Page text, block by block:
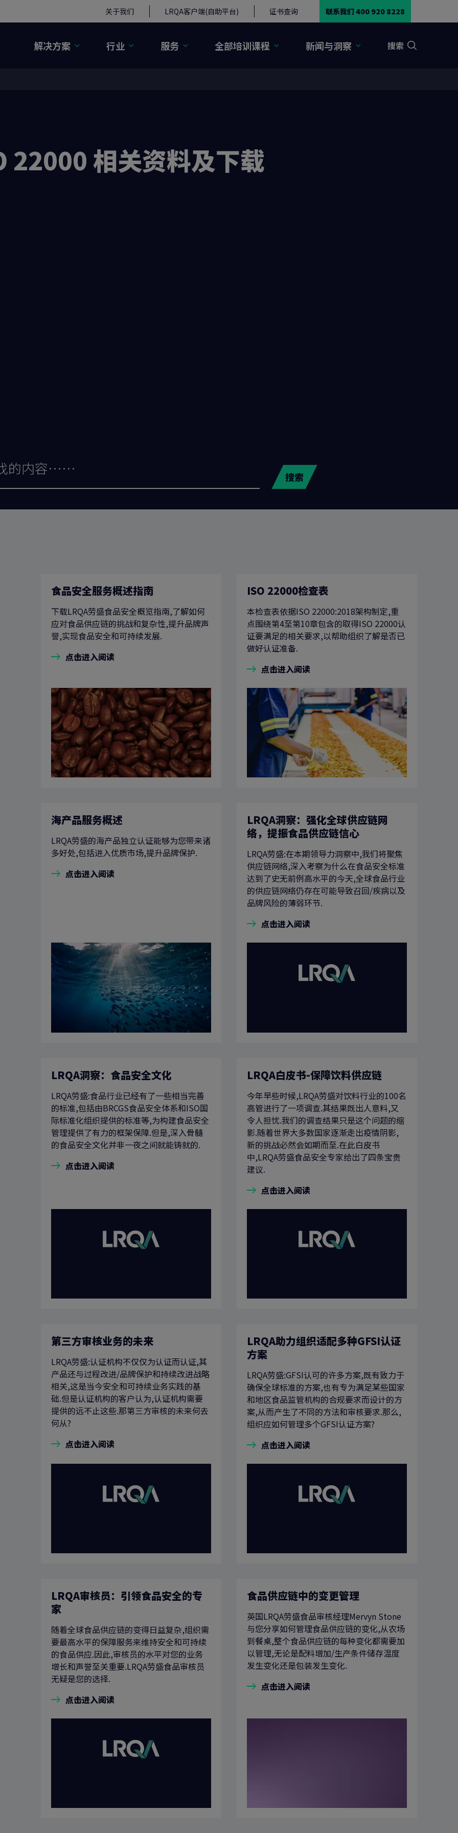
关于我们 LRQA客户端(自助平台) 证书查询 联系我们 400 920 8228
解决方案 行业 服务 全部培训课程 新闻与洞察 搜索
搜索
22000 相关资料及下载
搜索
食品安全服务概述指南
下载LRQA劳盛食品安全概览指南,了解如何
应对食品供应链的挑战和复杂性,提升品牌声
誉,实现食品安全和可持续发展.
点击进入阅读
ISO 22000检查表
本检查表依据ISO 22000:2018架构制定,重
点围绕第4至第10章包含的取得ISO 22000认
证要满足的相关要求,以帮助组织了解是否已
做好认证准备.
点击进入阅读
海产品服务概述
LRQA劳盛的海产品独立认证能够为您带来诸
多好处,包括进入优质市场,提升品牌保护.
点击进入阅读
LRQA洞察：强化全球供应链网
络，提振食品供应链信心
LRQA劳盛:在本期领导力洞察中,我们将聚焦
供应链网络,深入考察为什么在食品安全标准
达到了史无前例高水平的今天,全球食品行业
的供应链网络仍存在可能导致召回/疾病以及
品牌风险的薄弱环节.
点击进入阅读
LRQA洞察：食品安全文化
LRQA劳盛:食品行业已经有了一些相当完善
的标准,包括由BRCGS食品安全体系和ISO国
际标准化组织提供的标准等,为构建食品安全
管理提供了有力的框架保障.但是,深入骨髓
的食品安全文化并非一夜之间就能铸就的.
点击进入阅读
LRQA白皮书-保障饮料供应链
今年早些时候,LRQA劳盛对饮料行业的100名
高管进行了一项调查.其结果既出人意料,又
令人担忧.我们的调查结果只是这个问题的缩
影.随着世界大多数国家逐渐走出疫情阴影,
新的挑战必然会如期而至.在此白皮书
中,LRQA劳盛食品安全专家给出了四条宝贵
建议.
点击进入阅读
第三方审核业务的未来
LRQA劳盛:认证机构不仅仅为认证而认证,其
产品还与过程改进/品牌保护和持续改进战略
相关,这是当今安全和可持续业务实践的基
础.但是认证机构的客户认为,认证机构需要
提供的远不止这些.那第三方审核的未来何去
何从?
点击进入阅读
LRQA助力组织适配多种GFSI认证
方案
LRQA劳盛:GFSI认可的许多方案,既有致力于
确保全球标准的方案,也有专为满足某些国家
和地区食品监管机构的合规要求而设计的方
案,从而产生了不同的方法和审核要求.那么,
组织应如何管理多个GFSI认证方案?
点击进入阅读
LRQA审核员：引领食品安全的专
家
随着全球食品供应链的变得日益复杂,组织需
要最高水平的保障服务来维持安全和可持续
的食品供应.因此,审核员的水平对您的业务
增长和声誉至关重要.LRQA劳盛食品审核员
无疑是您的选择.
点击进入阅读
食品供应链中的变更管理
英国LRQA劳盛食品审核经理Mervyn Stone
与您分享如何管理食品供应链的变化,从农场
到餐桌,整个食品供应链的每种变化都需要加
以管理,无论是配料增加/生产条件储存温度
发生变化还是包装发生变化.
点击进入阅读